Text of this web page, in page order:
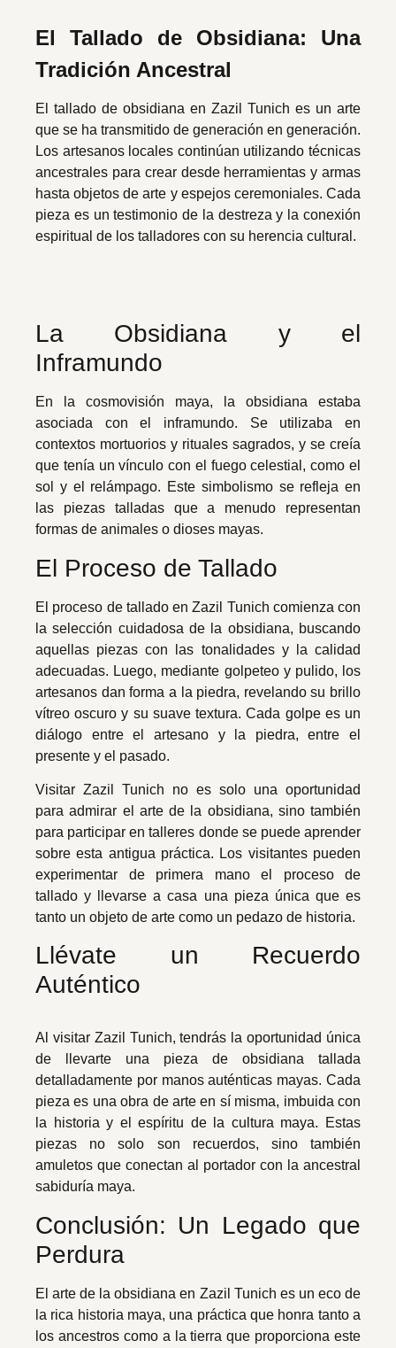
El Tallado de Obsidiana: Una
Tradición Ancestral
El tallado de obsidiana en Zazil Tunich es un arte
que se ha transmitido de generación en generación.
Los artesanos locales continúan utilizando técnicas
ancestrales para crear desde herramientas y armas
hasta objetos de arte y espejos ceremoniales. Cada
pieza es un testimonio de la destreza y la conexión
espiritual de los talladores con su herencia cultural.
La Obsidiana y el
Inframundo
En la cosmovisión maya, la obsidiana estaba
asociada con el inframundo. Se utilizaba en
contextos mortuorios y rituales sagrados, y se creía
que tenía un vínculo con el fuego celestial, como el
sol y el relámpago. Este simbolismo se refleja en
las piezas talladas que a menudo representan
formas de animales o dioses mayas.
El Proceso de Tallado
El proceso de tallado en Zazil Tunich comienza con
la selección cuidadosa de la obsidiana, buscando
aquellas piezas con las tonalidades y la calidad
adecuadas. Luego, mediante golpeteo y pulido, los
artesanos dan forma a la piedra, revelando su brillo
vítreo oscuro y su suave textura. Cada golpe es un
diálogo entre el artesano y la piedra, entre el
presente y el pasado.
Visitar Zazil Tunich no es solo una oportunidad
para admirar el arte de la obsidiana, sino también
para participar en talleres donde se puede aprender
sobre esta antigua práctica. Los visitantes pueden
experimentar de primera mano el proceso de
tallado y llevarse a casa una pieza única que es
tanto un objeto de arte como un pedazo de historia.
Llévate un Recuerdo
Auténtico
Al visitar Zazil Tunich, tendrás la oportunidad única
de llevarte una pieza de obsidiana tallada
detalladamente por manos auténticas mayas. Cada
pieza es una obra de arte en sí misma, imbuida con
la historia y el espíritu de la cultura maya. Estas
piezas no solo son recuerdos, sino también
amuletos que conectan al portador con la ancestral
sabiduría maya.
Conclusión: Un Legado que
Perdura
El arte de la obsidiana en Zazil Tunich es un eco de
la rica historia maya, una práctica que honra tanto a
los ancestros como a la tierra que proporciona este